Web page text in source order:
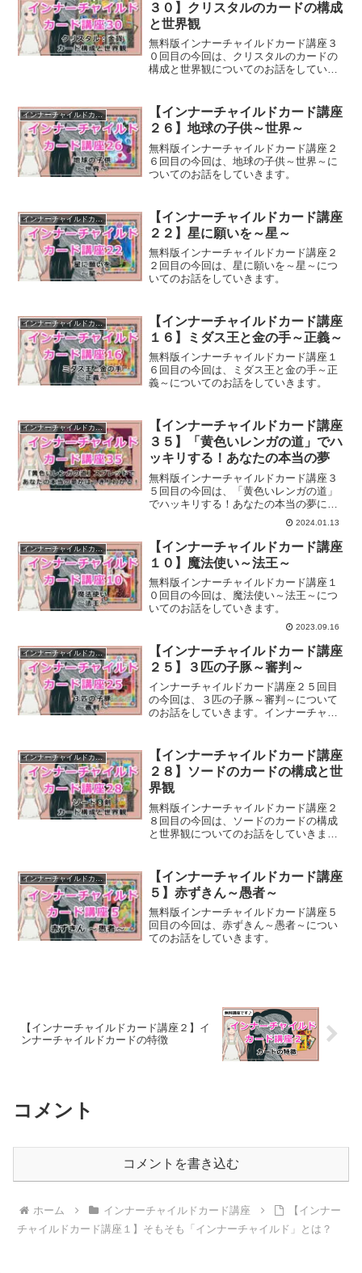
３０】クリスタルのカードの構成
と世界観
無料版インナーチャイルドカード講座３
０回目の今回は、クリスタルのカードの
構成と世界観についてのお話をしていき
インナーチャイルドカード講座
【インナーチャイルドカード講座
２６】地球の子供～世界～
無料版インナーチャイルドカード講座２
６回目の今回は、地球の子供～世界～に
ついてのお話をしていきます。
インナーチャイルドカード講座
【インナーチャイルドカード講座
２２】星に願いを～星～
無料版インナーチャイルドカード講座２
２回目の今回は、星に願いを～星～につ
いてのお話をしていきます。
インナーチャイルドカード講座
【インナーチャイルドカード講座
１６】ミダス王と金の手～正義～
無料版インナーチャイルドカード講座１
６回目の今回は、ミダス王と金の手～正
義～についてのお話をしていきます。
インナーチャイルドカード講座
【インナーチャイルドカード講座
３５】「黄色いレンガの道」でハ
ッキリする！あなたの本当の夢
無料版インナーチャイルドカード講座３
５回目の今回は、「黄色いレンガの道」
でハッキリする！あなたの本当の夢につ
2024.01.13
インナーチャイルドカード講座
【インナーチャイルドカード講座
１０】魔法使い～法王～
無料版インナーチャイルドカード講座１
０回目の今回は、魔法使い～法王～につ
いてのお話をしていきます。
2023.09.16
インナーチャイルドカード講座
【インナーチャイルドカード講座
２５】３匹の子豚～審判～
インナーチャイルドカード講座２５回目
の今回は、３匹の子豚～審判～について
のお話をしていきます。インナーチャイ
における20枚目（20）は「審判」で、
「判断」や「決断」、...
インナーチャイルドカード講座
【インナーチャイルドカード講座
２８】ソードのカードの構成と世
界観
無料版インナーチャイルドカード講座２
８回目の今回は、ソードのカードの構成
と世界観についてのお話をしていきま
インナーチャイルドカード講座
【インナーチャイルドカード講座
５】赤ずきん～愚者～
無料版インナーチャイルドカード講座５
回目の今回は、赤ずきん～愚者～につい
てのお話をしていきます。
【インナーチャイルドカード講座２】イ
ンナーチャイルドカードの特徴
コメント
コメントを書き込む
ホーム インナーチャイルドカード講座
【インナー
チャイルドカード講座１】そもそも「インナーチャイルド」とは？